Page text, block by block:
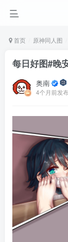
首页 原神同人图
每日好图#晚
奥南
4个月前发